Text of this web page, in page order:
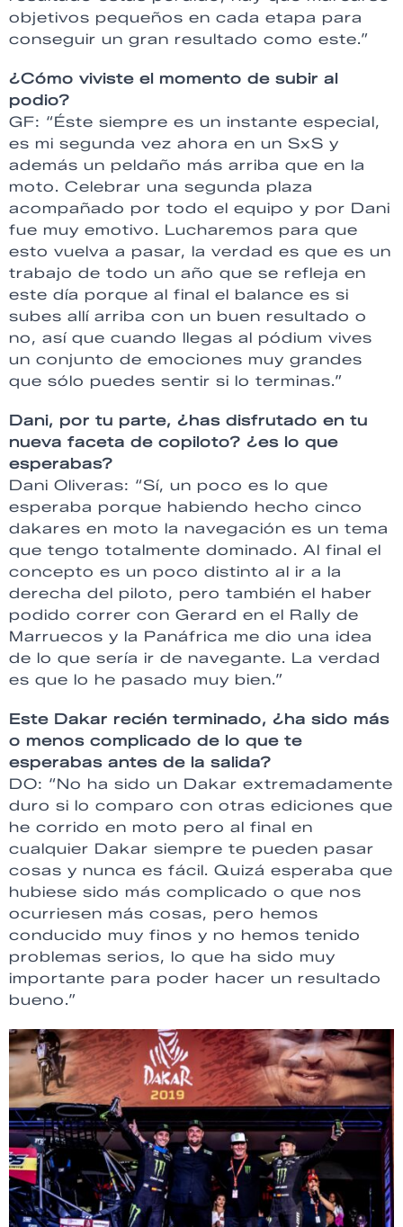
objetivos pequeños en cada etapa para
conseguir un gran resultado como este.”
¿Cómo viviste el momento de subir al
podio?
GF: “Éste siempre es un instante especial,
es mi segunda vez ahora en un SxS y
además un peldaño más arriba que en la
moto. Celebrar una segunda plaza
acompañado por todo el equipo y por Dani
fue muy emotivo. Lucharemos para que
esto vuelva a pasar, la verdad es que es un
trabajo de todo un año que se refleja en
este día porque al final el balance es si
subes allí arriba con un buen resultado o
no, así que cuando llegas al pódium vives
un conjunto de emociones muy grandes
que sólo puedes sentir si lo terminas.”
Dani, por tu parte, ¿has disfrutado en tu
nueva faceta de copiloto? ¿es lo que
esperabas?
Dani Oliveras: “Sí, un poco es lo que
esperaba porque habiendo hecho cinco
dakares en moto la navegación es un tema
que tengo totalmente dominado. Al final el
concepto es un poco distinto al ir a la
derecha del piloto, pero también el haber
podido correr con Gerard en el Rally de
Marruecos y la Panáfrica me dio una idea
de lo que sería ir de navegante. La verdad
es que lo he pasado muy bien.”
Este Dakar recién terminado, ¿ha sido más
o menos complicado de lo que te
esperabas antes de la salida?
DO: “No ha sido un Dakar extremadamente
duro si lo comparo con otras ediciones que
he corrido en moto pero al final en
cualquier Dakar siempre te pueden pasar
cosas y nunca es fácil. Quizá esperaba que
hubiese sido más complicado o que nos
ocurriesen más cosas, pero hemos
conducido muy finos y no hemos tenido
problemas serios, lo que ha sido muy
importante para poder hacer un resultado
bueno.”